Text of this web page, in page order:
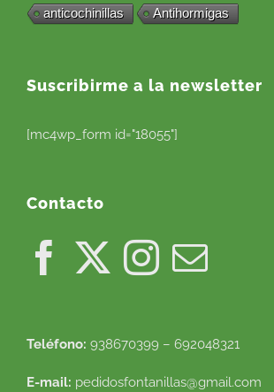
anticochinillas
Antihormigas
Suscribirme a la newsletter
[mc4wp_form id="18055"]
Contacto
Teléfono: 938670399 – 692048321
E-mail: pedidosfontanillas@gmail.com